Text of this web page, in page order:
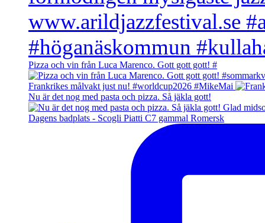
Pizza och vin från Luca Marenco. Gott gott gott! #
Frankrikes målvakt just nu! #worldcup2026 #MikeMai
Nu är det nog med pasta och pizza. Så jäkla gott!
Dagens badplats - Scogli Piatti C7 gammal Romersk